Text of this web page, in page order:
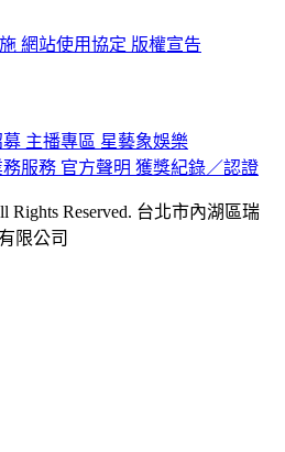
網站使用協定 版權宣告
募 主播專區 星藝象娛樂
務服務 官方聲明 獲獎紀錄／認證
Rights Reserved. 台北市內湖區瑞
限公司